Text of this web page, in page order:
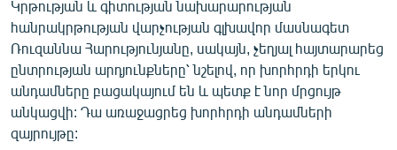
Կրթության և գիտության նախարարության
հանրակրթության վարչության գլխավոր մասնագետ
Ռուզաննա Հարությունյանը, սակայն, չեղյալ հայտարարեց
ընտրության արդյունքները՝ նշելով, որ խորհրդի երկու
անդամները բացակայում են և պետք է նոր մրցույթ
անկացվի: Դա առաջացրեց խորհրդի անդամների
զայրույթը: